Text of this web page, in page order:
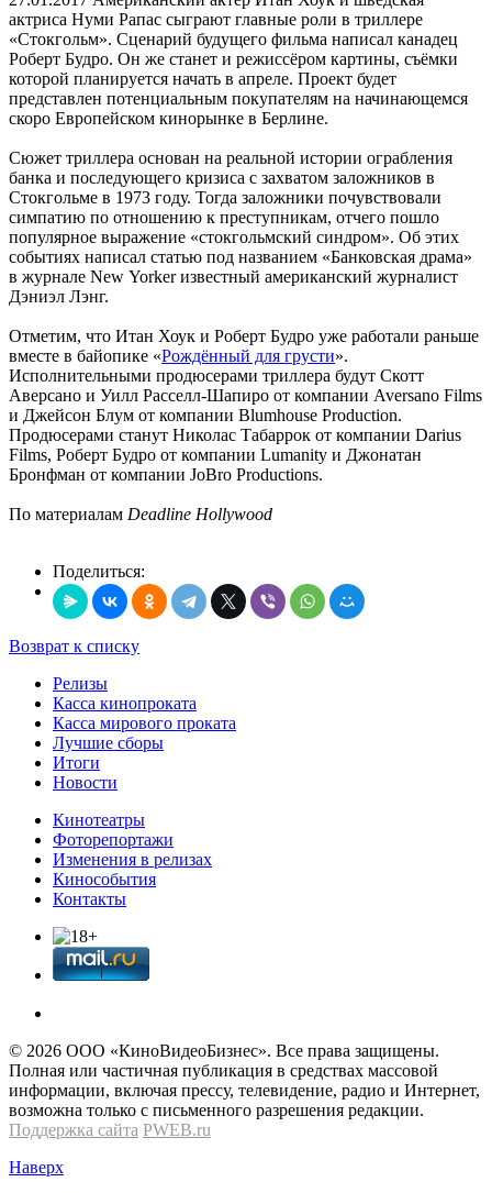
актриса Нуми Рапас сыграют главные роли в триллере
«Стокгольм». Сценарий будущего фильма написал канадец
Роберт Будро. Он же станет и режиссёром картины, съёмки
которой планируется начать в апреле. Проект будет
представлен потенциальным покупателям на начинающемся
скоро Европейском кинорынке в Берлине.
Сюжет триллера основан на реальной истории ограбления
банка и последующего кризиса с захватом заложников в
Стокгольме в 1973 году. Тогда заложники почувствовали
симпатию по отношению к преступникам, отчего пошло
популярное выражение «стокгольмский синдром». Об этих
событиях написал статью под названием «Банковская драма»
в журнале New Yorker известный американский журналист
Дэниэл Лэнг.
Отметим, что Итан Хоук и Роберт Будро уже работали раньше
вместе в байопике «Рождённый для грусти».
Исполнительными продюсерами триллера будут Скотт
Аверсано и Уилл Расселл-Шапиро от компании Aversano Films
и Джейсон Блум от компании Blumhouse Production.
Продюсерами станут Николас Табаррок от компании Darius
Films, Роберт Будро от компании Lumanity и Джонатан
Бронфман от компании JoBro Productions.
По материалам Deadline Hollywood
Поделиться:
Возврат к списку
Релизы
Касса кинопроката
Касса мирового проката
Лучшие сборы
Итоги
Новости
Кинотеатры
Фоторепортажи
Изменения в релизах
Кинособытия
Контакты
© 2026 OOО «КиноВидеоБизнес». Все права защищены.
Полная или частичная публикация в средствах массовой
информации, включая прессу, телевидение, радио и Интернет,
возможна только с письменного разрешения редакции.
Поддержка сайта PWEB.ru
Наверх